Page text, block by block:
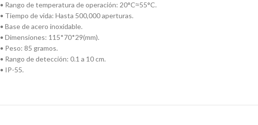
• Rango de temperatura de operación: 20°C≈55°C.
• Tiempo de vida: Hasta 500,000 aperturas.
• Base de acero inoxidable.
• Dimensiones: 115*70*29(mm).
• Peso: 85 gramos.
• Rango de detección: 0.1 a 10 cm.
• IP-55.